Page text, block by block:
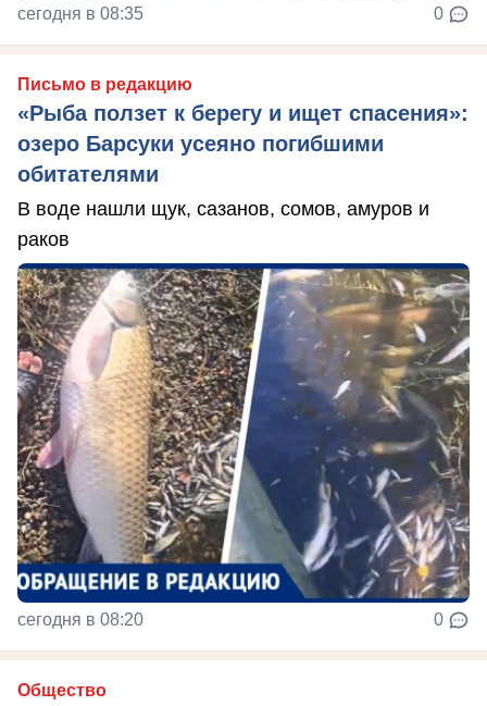
сегодня в 08:35 0
Письмо в редакцию
«Рыба ползет к берегу и ищет спасения»:
озеро Барсуки усеяно погибшими
обитателями
В воде нашли щук, сазанов, сомов, амуров и
раков
сегодня в 08:20 0
Общество